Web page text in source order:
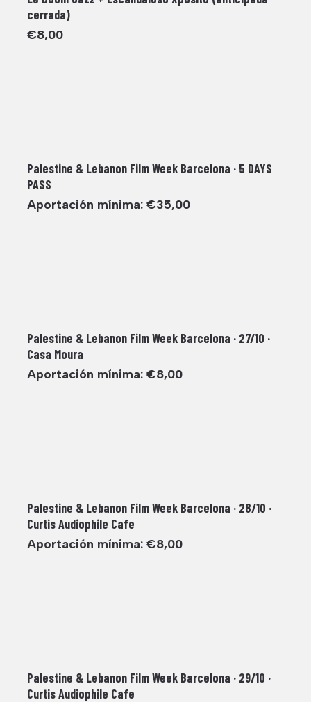
cerrada)
€8,00
Palestine & Lebanon Film Week Barcelona · 5 DAYS
PASS
Aportación mínima: €35,00
Palestine & Lebanon Film Week Barcelona · 27/10 ·
Casa Moura
Aportación mínima: €8,00
Palestine & Lebanon Film Week Barcelona · 28/10 ·
Curtis Audiophile Cafe
Aportación mínima: €8,00
Palestine & Lebanon Film Week Barcelona · 29/10 ·
Curtis Audiophile Cafe